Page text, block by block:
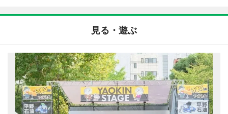
見る・遊ぶ